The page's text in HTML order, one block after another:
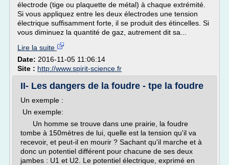
électrode (tige ou plaquette de métal) à chaque extrémité.
Si vous appliquez entre les deux électrodes une tension
électrique suffisamment forte, il se produit des étincelles. Si
vous diminuez la quantité de gaz, autrement dit sa...
Lire la suite
Date: 2016-11-05 11:06:14
Site : http://www.spirit-science.fr
II- Les dangers de la foudre - tpe la foudre
Un exemple :
Un exemple:
Un homme se trouve dans une prairie, la foudre
tombe à 150mètres de lui, quelle est la tension qu'il va
recevoir, et peut-il en mourir ? Sachant qu'il marche et à
donc un potentiel différent pour chacune de ses deux
jambes : U1 et U2. Le potentiel électrique, exprimé en